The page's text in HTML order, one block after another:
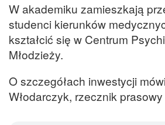
W akademiku zamieszkają
studenci kierunków
kształcić się w Centrum
Młodzieży.
O szczegółach inwestycji
Włodarczyk, rzecznik